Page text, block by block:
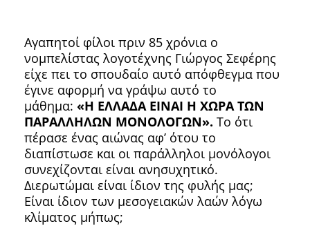
Αγαπητοί φίλοι πριν 85 χρόνια ο
νομπελίστας λογοτέχνης Γιώργος Σεφέρης
είχε πει το σπουδαίο αυτό απόφθεγμα που
έγινε αφορμή να γράψω αυτό το
μάθημα: «Η ΕΛΛΑΔΑ ΕΙΝΑΙ Η ΧΩΡΑ ΤΩΝ
ΠΑΡΑΛΛΗΛΩΝ ΜΟΝΟΛΟΓΩΝ». Το ότι
πέρασε ένας αιώνας αφ’ ότου το
διαπίστωσε και οι παράλληλοι μονόλογοι
συνεχίζονται είναι ανησυχητικό.
Διερωτώμαι είναι ίδιον της φυλής μας;
Eίναι ίδιον των μεσογειακών λαών λόγω
κλίματος μήπως;